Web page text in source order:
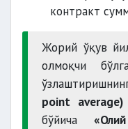
контракт
Жорий ўқув
олмоқчи
point average)
бўйича